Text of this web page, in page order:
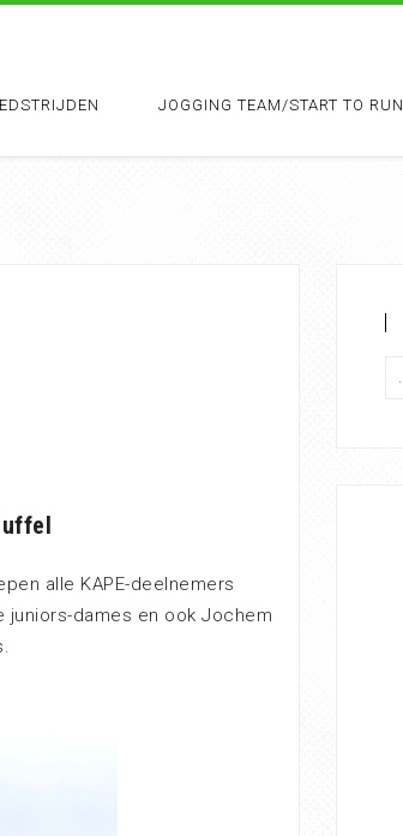
JOGGING TEAM/START TO RUN
alle KAPE-deelnemers
juniors-dames en ook Jochem